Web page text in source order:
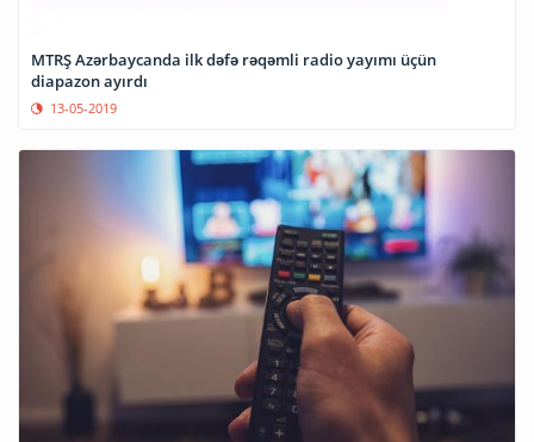
MTRŞ Azərbaycanda ilk dəfə rəqəmli radio yayımı üçün
diapazon ayırdı
13-05-2019